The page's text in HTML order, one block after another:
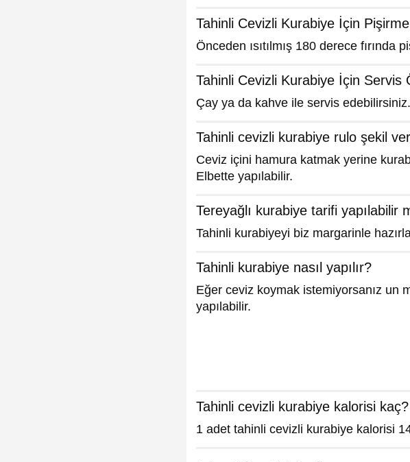
Tahinli Cevizli Kurabiye İçin
Önceden ısıtılmış 180 derece fırında
Tahinli Cevizli Kurabiye İçin Servis
Çay ya da kahve ile servis edebilirsiniz.
Tahinli cevizli kurabiye rulo şekil
Ceviz içini hamura katmak yerine
Elbette yapılabilir.
Tereyağlı kurabiye tarifi yapılabilir
Tahinli kurabiyeyi biz margarinle
Tahinli kurabiye nasıl yapılır?
Eğer ceviz koymak istemiyorsanız un
yapılabilir.
Tahinli cevizli kurabiye kalorisi kaç?
1 adet tahinli cevizli kurabiye kalorisi